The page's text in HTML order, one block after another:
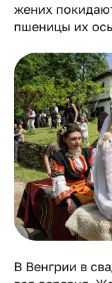
жених
пшеницы их
В Венгрии в